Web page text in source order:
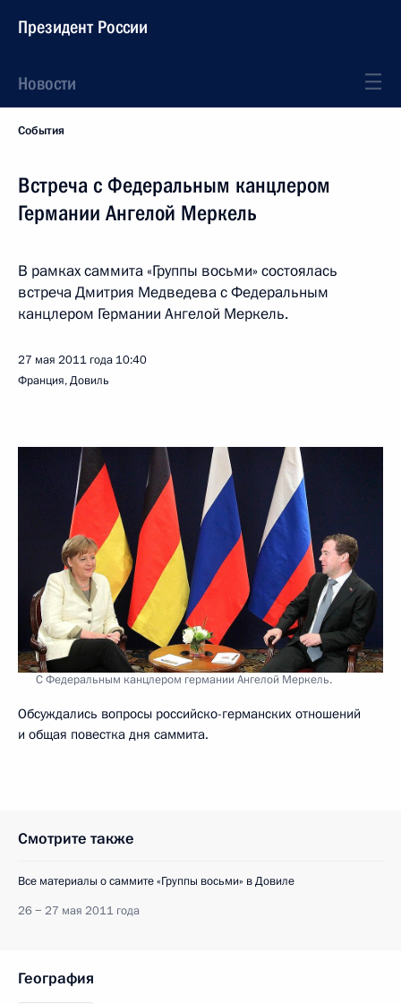
Президент России
Новости
События
Встреча с Федеральным канцлером
Германии Ангелой Меркель
В рамках саммита «Группы восьми» состоялась
встреча Дмитрия Медведева с Федеральным
канцлером Германии Ангелой Меркель.
27 мая 2011 года 10:40
Франция, Довиль
С Федеральным канцлером германии Ангелой Меркель.
Обсуждались вопросы российско-германских отношений
и общая повестка дня саммита.
Смотрите также
Все материалы о саммите «Группы восьми» в Довиле
26 − 27 мая 2011 года
География